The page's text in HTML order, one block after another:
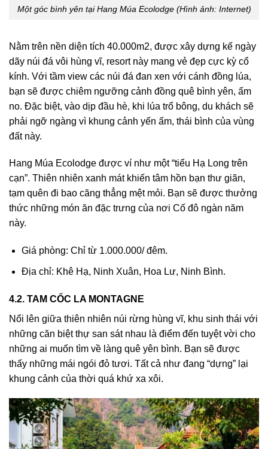
Một góc bình yên tại Hang Múa Ecolodge (Hình ảnh: Internet)
Nằm trên nền diện tích 40.000m2, được xây dựng kế ngày
dãy núi đá vôi hùng vĩ, resort này mang vẻ đẹp cực kỳ cổ
kính. Với tầm view các núi đá đan xen với cánh đồng lúa,
bạn sẽ được chiêm ngưỡng cảnh đồng quê bình yên, ấm
no. Đặc biệt, vào dịp đầu hè, khi lúa trổ bông, du khách sẽ
phải ngỡ ngàng vì khung cảnh yến ấm, thái bình của vùng
đất này.
Hang Múa Ecolodge được ví như một “tiểu Hạ Long trên
cạn”. Thiên nhiên xanh mát khiến tâm hồn bạn thư giãn,
tạm quên đi bao căng thẳng mệt mỏi. Bạn sẽ được thưởng
thức những món ăn đặc trưng của nơi Cố đô ngàn năm
này.
Giá phòng: Chỉ từ 1.000.000/ đêm.
Địa chỉ: Khê Hạ, Ninh Xuân, Hoa Lư, Ninh Bình.
4.2. TAM CỐC LA MONTAGNE
Nổi lên giữa thiên nhiên núi rừng hùng vĩ, khu sinh thái với
những căn biệt thự san sát nhau là điểm đến tuyệt vời cho
những ai muốn tìm về làng quê yên bình. Bạn sẽ được
thấy những mái ngói đỏ tươi. Tất cả như đang “dựng” lại
khung cảnh của thời quá khứ xa xôi.